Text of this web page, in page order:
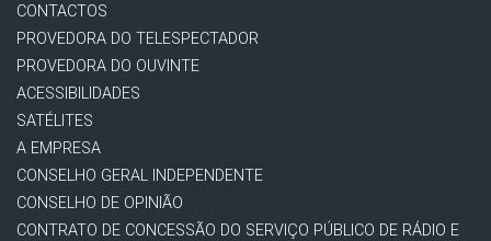
CONTACTOS
PROVEDORA DO TELESPECTADOR
PROVEDORA DO OUVINTE
ACESSIBILIDADES
SATÉLITES
A EMPRESA
CONSELHO GERAL INDEPENDENTE
CONSELHO DE OPINIÃO
CONTRATO DE CONCESSÃO DO SERVIÇO PÚBLICO DE RÁDIO E